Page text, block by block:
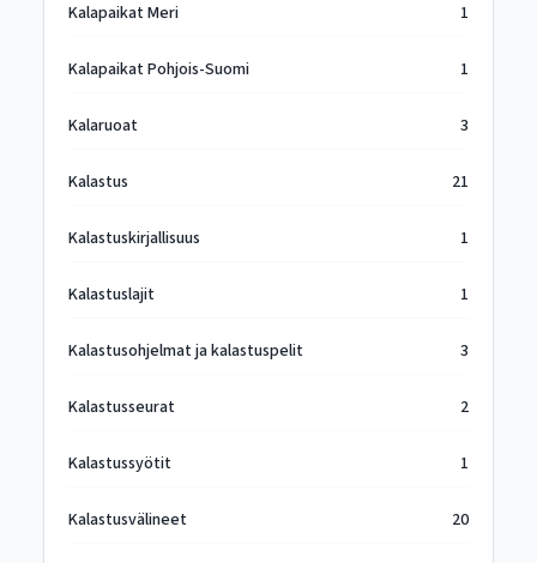
Kalapaikat Meri 1
Kalapaikat Pohjois-Suomi 1
Kalaruoat 3
Kalastus 21
Kalastuskirjallisuus 1
Kalastuslajit 1
Kalastusohjelmat ja kalastuspelit 3
Kalastusseurat 2
Kalastussyötit 1
Kalastusvälineet 20